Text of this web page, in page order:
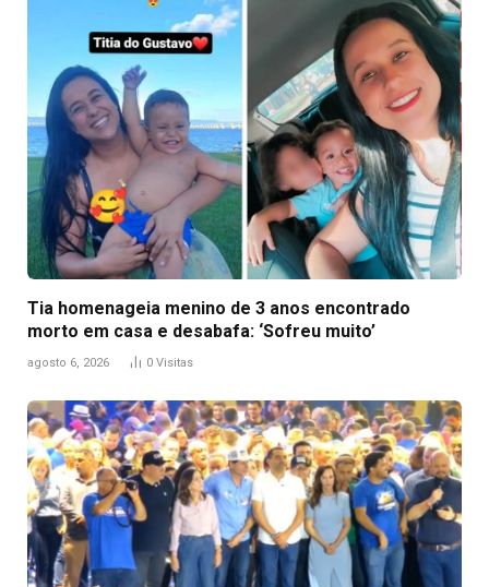
Tia homenageia menino de 3 anos encontrado
morto em casa e desabafa: ‘Sofreu muito’
agosto 6, 2026 0 Visitas